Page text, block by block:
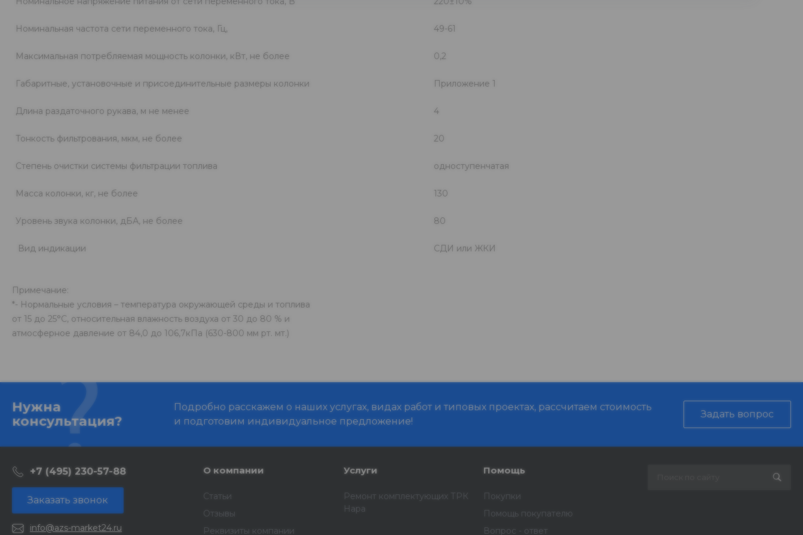
Номинальная частота сети переменного тока, Гц, 49-61
Максимальная потребляемая мощность колонки, кВт, не более 0,2
Габаритные, установочные и присоединительные размеры колонки Приложение 1
Длина раздаточного рукава, м не менее 4
Тонкость фильтрования, мкм, не более 20
Степень очистки системы фильтрации топлива одноступенчатая
Масса колонки, кг, не более 130
Уровень звука колонки, дБА, не более 80
Вид индикации СДИ или ЖКИ
Примечание:
*- Нормальные условия – температура окружающей среды и топлива
от 15 до 25°С, относительная влажность воздуха от 30 до 80 % и
атмосферное давление от 84,0 до 106,7кПа (630-800 мм рт. мт.)
Нужна
консультация?
Подробно расскажем о наших услугах, видах работ и типовых проектах, рассчитаем стоимость
и подготовим индивидуальное предложение!
Задать вопрос
+7 (495) 230-57-88
Заказать звонок
info@azs-market24.ru
О компании
Статьи
Отзывы
Реквизиты компании
Услуги
Ремонт комплектующих ТРК
Нара
Помощь
Покупки
Помощь покупателю
Вопрос - ответ